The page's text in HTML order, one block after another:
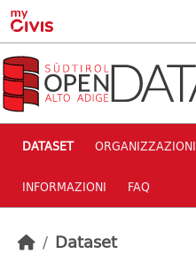
Skip to main content
DATASET ORGANIZZAZIONI
INFORMAZIONI FAQ
Dataset